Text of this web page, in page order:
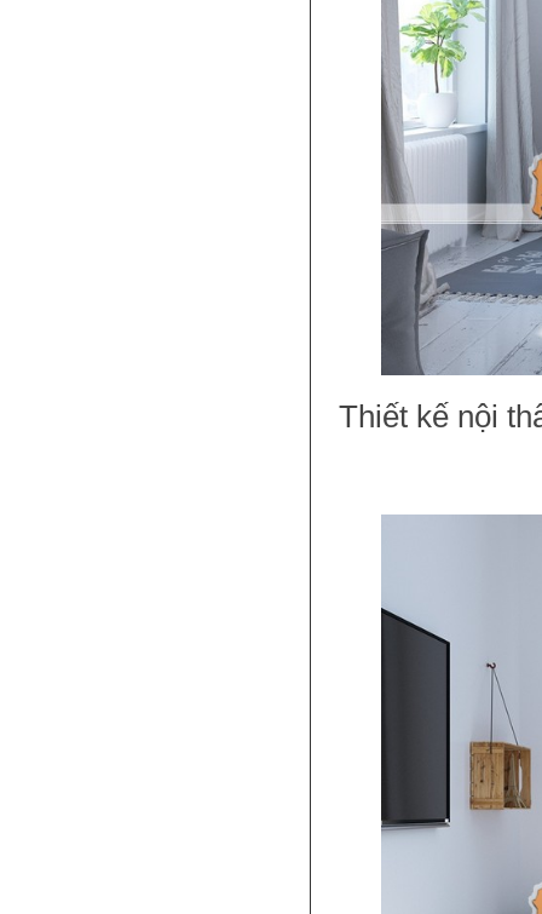
Thiết kế nội